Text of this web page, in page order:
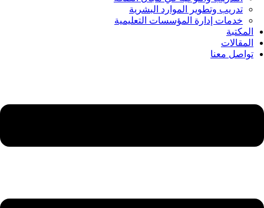
تدريب وتطوير الموارد البشرية
خدمات إدارة المؤسسات التعليمية
المكتبة
المقالات
تواصل معنا